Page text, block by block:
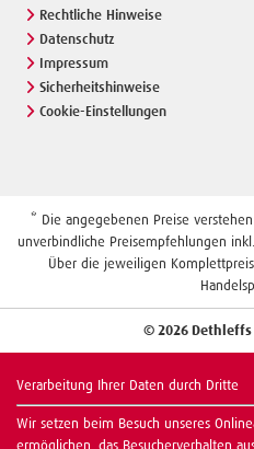
Rechtliche Hinweise
Datenschutz
Impressum
Sicherheitshinweise
Cookie-Einstellungen
* Die angegebenen Preise
unverbindliche Preisempfehlungen
Über die jeweiligen
© 2026 Dethleffs
Verarbeitung Ihrer Daten durch Dritte
Wir setzen beim Besuch unseres
ermöglichen, das Besucherverhalten